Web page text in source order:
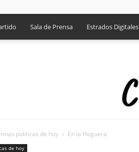
Sala de Prensa Estrados Digitales
políticas de hoy En la Hoguera
de hoy